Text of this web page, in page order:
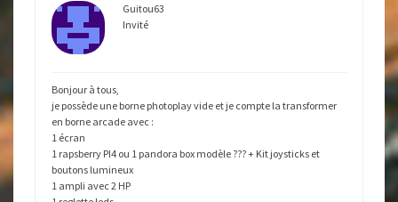
Guitou63
Invité
Bonjour à tous,
je possède une borne photoplay vide et je compte la transformer
en borne arcade avec :
1 écran
1 rapsberry PI4 ou 1 pandora box modèle ??? + Kit joysticks et
boutons lumineux
1 ampli avec 2 HP